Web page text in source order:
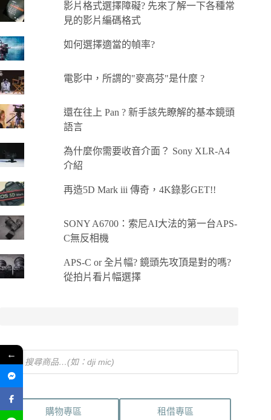
影片格式選擇障礙? 先來了解一下各種常
見的影片編碼格式
如何選擇適當的幀率?
電影中，所謂的"麥高芬"是什麼 ?
還在往上 Pan ? 新手該先瞭解的基本鏡頭
語言
為什麼你需要收音介面？ Sony XLR-A4
介紹
再造5D Mark iii 傳奇，4K錄影GET!!
SONY A6700：索尼AI大法的第一台APS-
C無反相機
APS-C or 全片幅? 鏡頭先攻頂是對的嗎?
從拍片看片幅選擇
Products
search
購物專區 租借專區
←